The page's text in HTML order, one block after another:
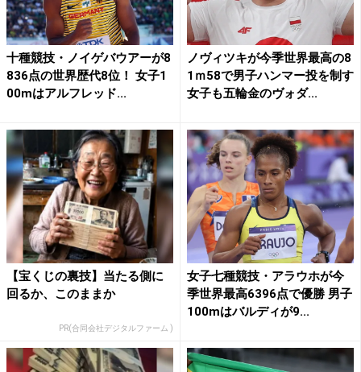
十種競技・ノイゲバウアーが8
836点の世界歴代8位！ 女子1
00mはアルフレッド...
ノヴィツキが今季世界最高の8
1ｍ58で男子ハンマー投を制す
女子も五輪金のヴォダ...
【宝くじの裏技】当たる側に
回るか、このままか
PR(合同会社デジタルファーム )
女子七種競技・アラウホが今
季世界最高6396点で優勝 男子
100mはバルディが9...